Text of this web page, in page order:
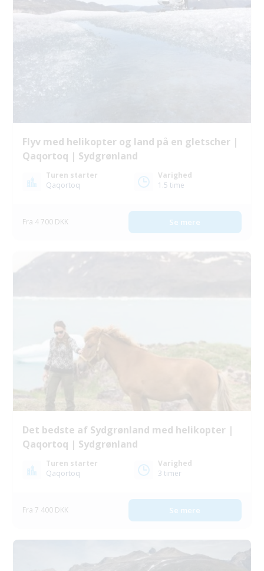
Flyv med helikopter og land på en gletscher |
Qaqortoq | Sydgrønland
Turen starter
Qaqortoq
Varighed
1.5 time
Fra 4 700 DKK Se mere
Det bedste af Sydgrønland med helikopter |
Qaqortoq | Sydgrønland
Turen starter
Qaqortoq
Varighed
3 timer
Fra 7 400 DKK Se mere